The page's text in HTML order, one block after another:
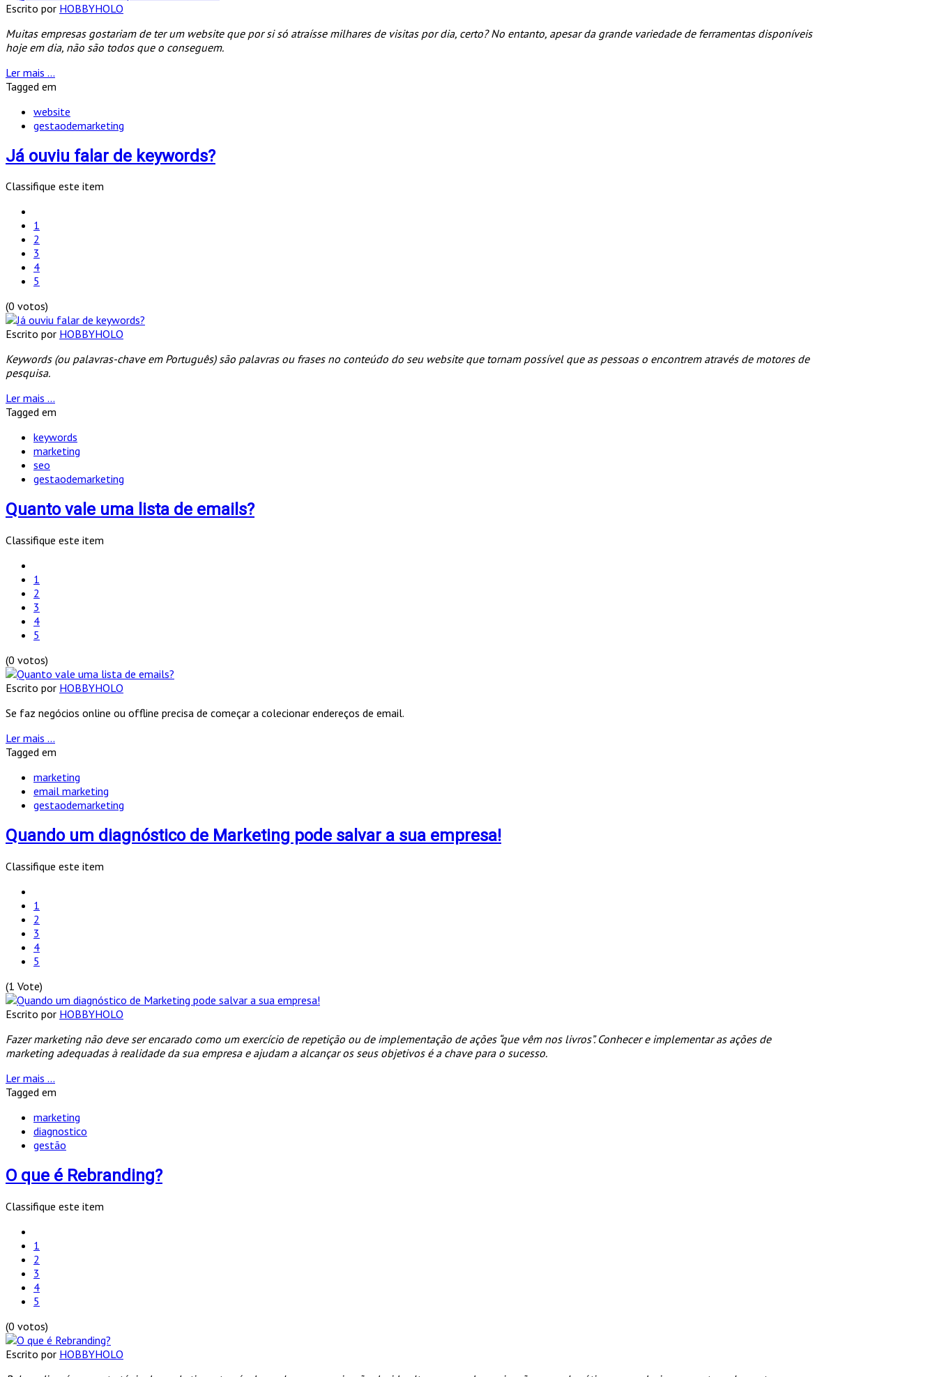
Escrito por HOBBYHOLO
Muitas empresas gostariam de ter um website que por si só atraísse milhares de visitas por dia, certo? No entanto, apesar da grande variedade de ferramentas disponíveis
hoje em dia, não são todos que o conseguem.
Ler mais ...
Tagged em
website
gestaodemarketing
Já ouviu falar de keywords?
Classifique este item
1
2
3
4
5
(0 votos)
Escrito por HOBBYHOLO
Keywords (ou palavras-chave em Português) são palavras ou frases no conteúdo do seu website que tornam possível que as pessoas o encontrem através de motores de
pesquisa.
Ler mais ...
Tagged em
keywords
marketing
seo
gestaodemarketing
Quanto vale uma lista de emails?
Classifique este item
1
2
3
4
5
(0 votos)
Escrito por HOBBYHOLO
Se faz negócios online ou offline precisa de começar a colecionar endereços de email.
Ler mais ...
Tagged em
marketing
email marketing
gestaodemarketing
Quando um diagnóstico de Marketing pode salvar a sua empresa!
Classifique este item
1
2
3
4
5
(1 Vote)
Escrito por HOBBYHOLO
Fazer marketing não deve ser encarado como um exercício de repetição ou de implementação de ações “que vêm nos livros”. Conhecer e implementar as ações de
marketing adequadas à realidade da sua empresa e ajudam a alcançar os seus objetivos é a chave para o sucesso.
Ler mais ...
Tagged em
marketing
diagnostico
gestão
O que é Rebranding?
Classifique este item
1
2
3
4
5
(0 votos)
Escrito por HOBBYHOLO